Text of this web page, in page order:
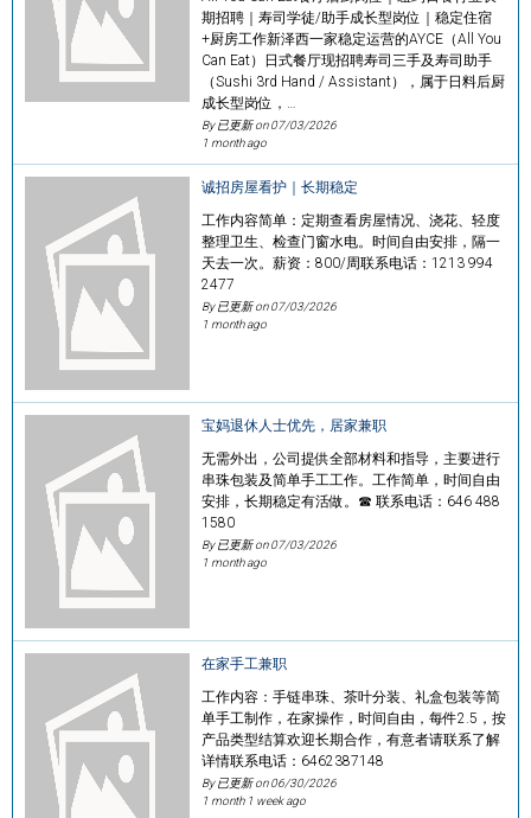
期招聘｜寿司学徒/助手成长型岗位｜稳定住宿
+厨房工作新泽西一家稳定运营的AYCE（All You
Can Eat）日式餐厅现招聘寿司三手及寿司助手
（Sushi 3rd Hand / Assistant），属于日料后厨
成长型岗位，…
By 已更新 on07/03/2026
1 month ago
诚招房屋看护｜长期稳定
工作内容简单：定期查看房屋情况、浇花、轻度
整理卫生、检查门窗水电。时间自由安排，隔一
天去一次。薪资：800/周联系电话：1213 994
2477
By 已更新 on07/03/2026
1 month ago
宝妈退休人士优先，居家兼职
无需外出，公司提供全部材料和指导，主要进行
串珠包装及简单手工工作。工作简单，时间自由
安排，长期稳定有活做。☎ 联系电话：646 488
1580
By 已更新 on07/03/2026
1 month ago
在家手工兼职
工作内容：手链串珠、茶叶分装、礼盒包装等简
单手工制作，在家操作，时间自由，每件2.5，按
产品类型结算欢迎长期合作，有意者请联系了解
详情联系电话：6462387148
By 已更新 on06/30/2026
1 month 1 week ago